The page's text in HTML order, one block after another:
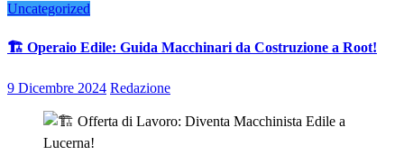
Uncategorized
🏗️ Operaio Edile: Guida Macchinari da Costruzione a Root!
9 Dicembre 2024 Redazione